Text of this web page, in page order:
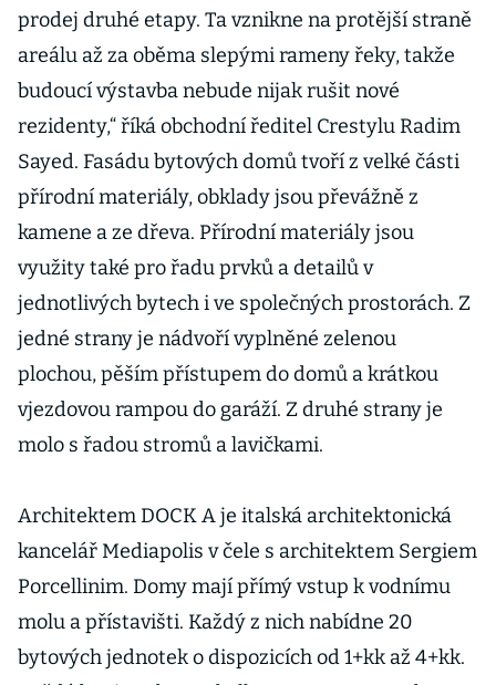
prodej druhé etapy. Ta vznikne na protější straně
areálu až za oběma slepými rameny řeky, takže
budoucí výstavba nebude nijak rušit nové
rezidenty,“ říká obchodní ředitel Crestylu Radim
Sayed. Fasádu bytových domů tvoří z velké části
přírodní materiály, obklady jsou převážně z
kamene a ze dřeva. Přírodní materiály jsou
využity také pro řadu prvků a detailů v
jednotlivých bytech i ve společných prostorách. Z
jedné strany je nádvoří vyplněné zelenou
plochou, pěším přístupem do domů a krátkou
vjezdovou rampou do garáží. Z druhé strany je
molo s řadou stromů a lavičkami.
Architektem DOCK A je italská architektonická
kancelář Mediapolis v čele s architektem Sergiem
Porcellinim. Domy mají přímý vstup k vodnímu
molu a přístavišti. Každý z nich nabídne 20
bytových jednotek o dispozicích od 1+kk až 4+kk.